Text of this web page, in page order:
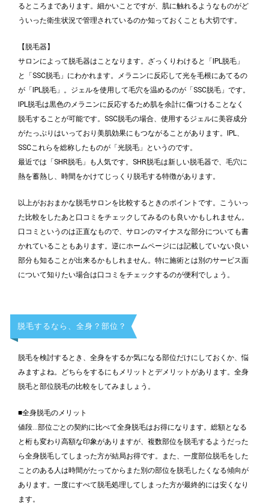
るところまであります。細かいことですが、肌に触れるようなものがど
ういった衛生状況で管理されているのか知っておくことも大切です。
【脱毛器】
サロンによって脱毛器はことなります。ざっくりわけると「IPL脱毛」
と「SSC脱毛」にわかれます。メラニンに反応して光を毛根にあてるの
が「IPL脱毛」。ジェルを使用して毛穴を温めるのが「SSC脱毛」です。
IPL脱毛は黒色のメラニンに反応するため肌を余計に傷つけることなく
脱毛することが可能です。SSC脱毛の場合、使用するジェルに美容成分
がたっぷりはいっており美肌効果にもつながることがあります。IPL、
SSCこれらを総称したものが「光脱毛」というのです。
最近では「SHR脱毛」も人気です。SHR脱毛は新しい脱毛器で、毛穴に
熱を蓄熱し、時間をかけてじっくり脱毛する特徴があります。
以上がおおまかな脱毛サロンを比較するときのポイントです。こういっ
た比較をしたあと口コミをチェックしてみるのも良いかもしれません。
口コミというのは正直なもので、サロンのマイナスな部分についても書
かれていることもあります。逆にホームページには記載していない良い
部分も知ることが出来るかもしれません。特に施術とは別のサービス面
について知りたい場合は口コミをチェックするのが便利でしょう。
脱毛するなら、全身？部位？
脱毛を検討するとき、全身をするか気になる部位だけにしておくか、悩
みますよね。どちらをするにもメリットとデメリットがあります。全身
脱毛と部位脱毛の比較をしてみましょう。
■全身脱毛のメリット
値段…部位ごとの契約に比べて全身脱毛はお得になります。総額となる
と桁も変わり高額な印象がありますが、複数部位を脱毛するようだった
ら全身脱毛してしまった方が結局お得です。また、一度部位脱毛をした
ことのある人は時間がたってからまた別の部位を脱毛したくなる傾向が
あります。一度にすべて脱毛処理してしまった方が最終的には安くなり
ます。